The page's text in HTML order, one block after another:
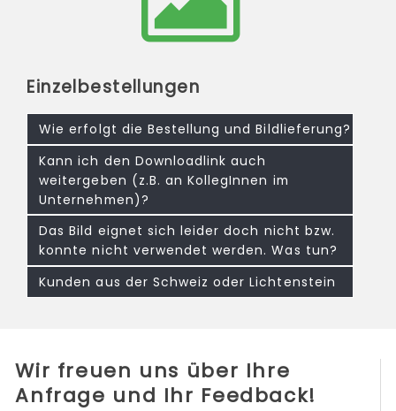
Einzelbestellungen
Wie erfolgt die Bestellung und Bildlieferung?
Kann ich den Downloadlink auch
weitergeben (z.B. an KollegInnen im
Unternehmen)?
Das Bild eignet sich leider doch nicht bzw.
konnte nicht verwendet werden. Was tun?
Kunden aus der Schweiz oder Lichtenstein
Wir freuen uns über Ihre
Anfrage und Ihr Feedback!